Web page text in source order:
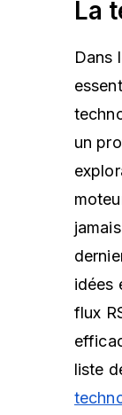
La
Dans
un
idées
flux
liste